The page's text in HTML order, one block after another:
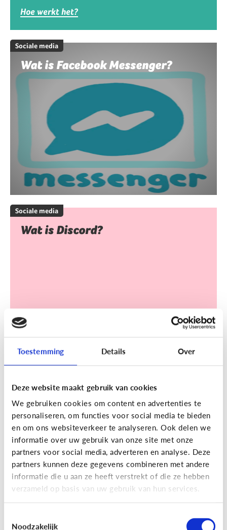
Toestemming Details Over
Deze website maakt gebruik van cookies
We gebruiken cookies om content en advertenties te
personaliseren, om functies voor social media te bieden
en om ons websiteverkeer te analyseren. Ook delen we
informatie over uw gebruik van onze site met onze
partners voor social media, adverteren en analyse. Deze
partners kunnen deze gegevens combineren met andere
informatie die u aan ze heeft verstrekt of die ze hebben
verzameld op basis van uw gebruik van hun services.
Noodzakelijk
Hoe werkt het?
Sociale media
Wat is Facebook Messenger?
Sociale media
Wat is Discord?
[Klik & Print]Een account
aanmaken op TikTok? Doe de
TikTok check!
Ontdek de checklist!